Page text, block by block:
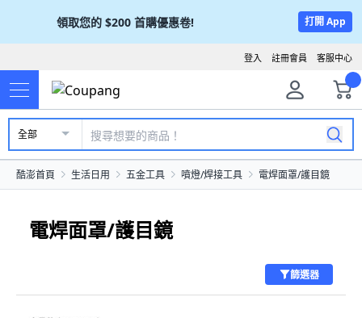
領取您的 $200 首購優惠卷! 打開 App
客服中心
註冊會員
登入
全部
酷澎首頁 生活日用 五金工具 噴燈/焊接工具 電焊面罩/護目鏡
電焊面罩/護目鏡
篩選器